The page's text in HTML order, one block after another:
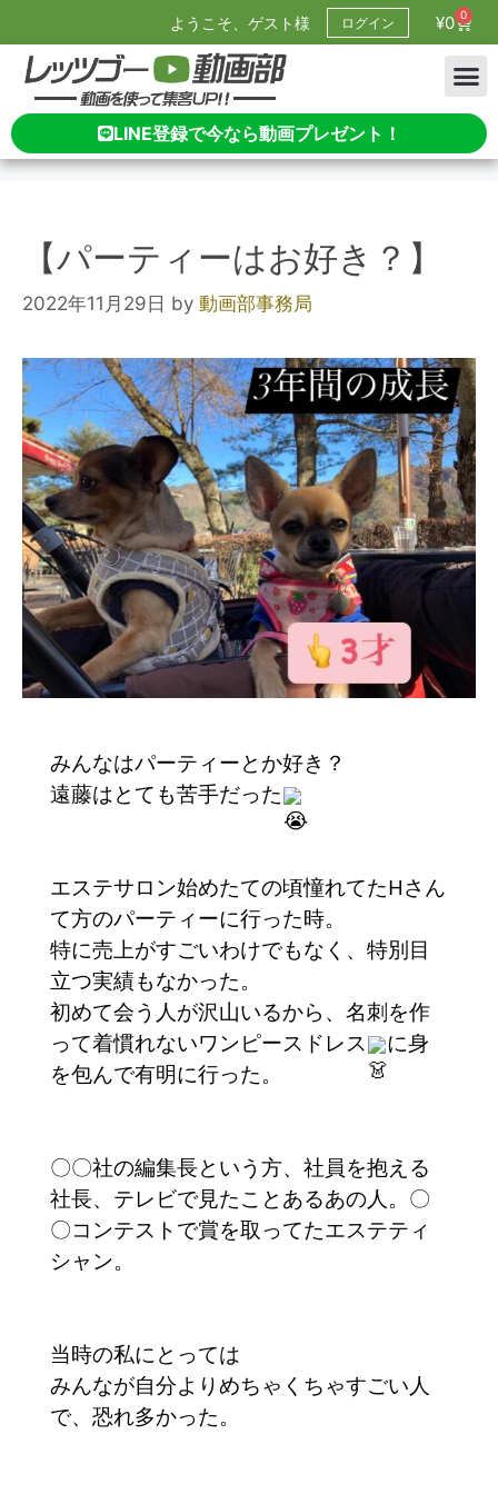
ようこそ、ゲスト様 ログイン ¥0 0
LINE登録で今なら動画プレゼント！
【パーティーはお好き？】
2022年11月29日 by 動画部事務局
みんなはパーティーとか好き？
遠藤はとても苦手だった
エステサロン始めたての頃憧れてたHさん
て方のパーティーに行った時。
特に売上がすごいわけでもなく、特別目
立つ実績もなかった。
初めて会う人が沢山いるから、名刺を作
って着慣れないワンピースドレス
に身
を包んで有明に行った。
〇〇社の編集長という方、社員を抱える
社長、テレビで見たことあるあの人。〇
〇コンテストで賞を取ってたエステティ
シャン。
当時の私にとっては
みんなが自分よりめちゃくちゃすごい人
で、恐れ多かった。